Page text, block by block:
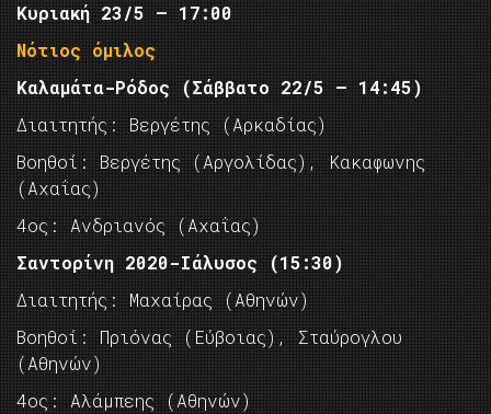
Κυριακή 23/5 – 17:00
Νότιος όμιλος
Καλαμάτα-Ρόδος (Σάββατο 22/5 – 14:45)
Διαιτητής: Βεργέτης (Αρκαδίας)
Βοηθοί: Βεργέτης (Αργολίδας), Κακαφωνης
(Αχαΐας)
4ος: Ανδριανός (Αχαΐας)
Σαντορίνη 2020-Ιάλυσος (15:30)
Διαιτητής: Μαχαίρας (Αθηνών)
Βοηθοί: Πριόνας (Εύβοιας), Σταύρογλου
(Αθηνών)
4ος: Αλάμπεης (Αθηνών)